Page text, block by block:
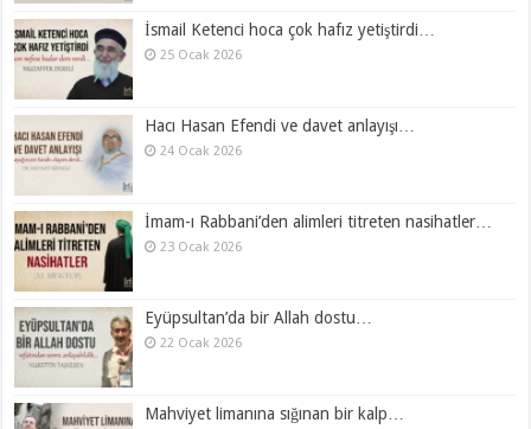
İsmail Ketenci hoca çok hafız yetiştirdi…
25 Ocak 2026
Hacı Hasan Efendi ve davet anlayışı…
24 Ocak 2026
İmam-ı Rabbani’den alimleri titreten nasihatler…
23 Ocak 2026
Eyüpsultan’da bir Allah dostu…
22 Ocak 2026
Mahviyet limanına sığınan bir kalp…